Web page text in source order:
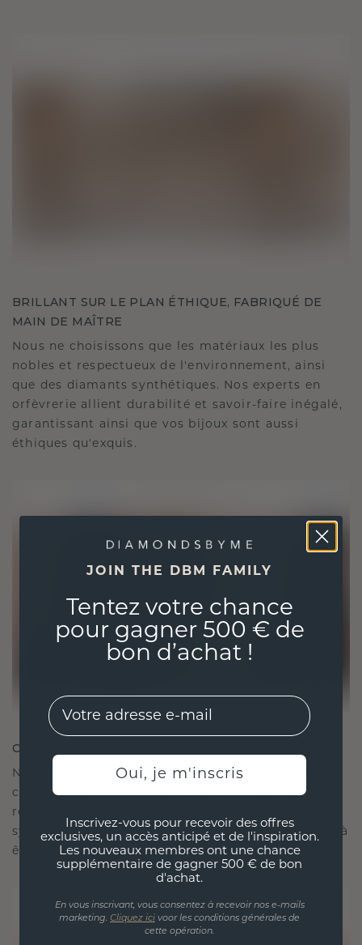
BRILLANT SUR LE PLAN ÉTHIQUE, FABRIQUÉ DE
MAIN DE MAÎTRE
Nous ne choisissons que les matériaux les plus
nobles et respectueux de l'environnement, ainsi
que des diamants synthétiques. Nos experts en
orfèvrerie allient durabilité et savoir-faire inégalé,
garantissant ainsi que vos bijoux sont aussi
éthiques qu'exquis.
CRÉÉ POUR LA CONNEXION
Notre philosophie en matière de design est de
créer des liens, chaque pièce étant conçue pour
résister à l'épreuve du temps. Elle devient votre
symbole d'amour et de moments chéris, destinée à
être portée et chérie pour toujours.
JOIN THE DBM FAMILY
Tentez votre chance
pour gagner 500 € de
bon d’achat !
EMail
Oui, je m'inscris
Inscrivez-vous pour recevoir des offres
exclusives, un accès anticipé et de l'inspiration.
Les nouveaux membres ont une chance
supplémentaire de gagner 500 € de bon
d'achat.
En vous inscrivant, vous consentez à recevoir nos e-mails
marketing. Cliquez ici voor les conditions générales de
cette opération.